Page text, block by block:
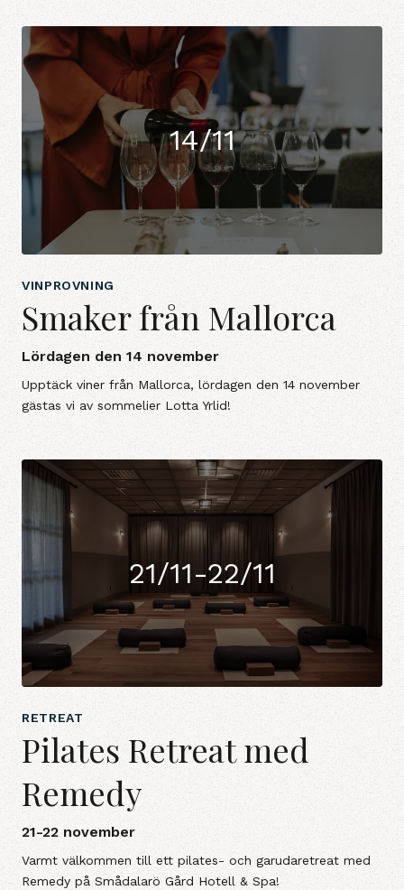
14/11
VINPROVNING
Smaker från Mallorca
Lördagen den 14 november
Upptäck viner från Mallorca, lördagen den 14 november
gästas vi av sommelier Lotta Yrlid!
21/11-22/11
RETREAT
Pilates Retreat med
Remedy
21-22 november
Varmt välkommen till ett pilates- och garudaretreat med
Remedy på Smådalarö Gård Hotell & Spa!